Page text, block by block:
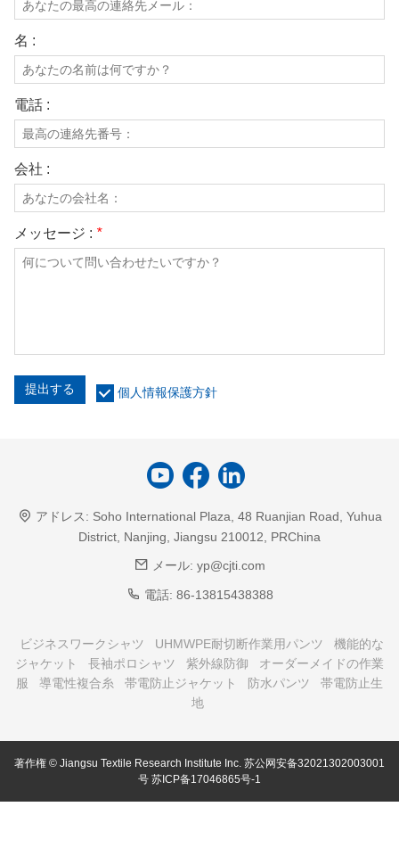
名 :
電話 :
会社 :
メッセージ : *
提出する 個人情報保護方針
アドレス: Soho International Plaza, 48 Ruanjian Road, Yuhua
District, Nanjing, Jiangsu 210012, PRChina
メール: yp@cjti.com
電話: 86-13815438388
ビジネスワークシャツ UHMWPE耐切断作業用パンツ
機能的な
ジャケット
長袖ポロシャツ 紫外線防御
オーダーメイドの作業
服
導電性複合糸 帯電防止ジャケット 防水パンツ
帯電防止生
地
著作権 © Jiangsu Textile Research Institute Inc. 苏公网安备32021302003001
号 苏ICP备17046865号-1